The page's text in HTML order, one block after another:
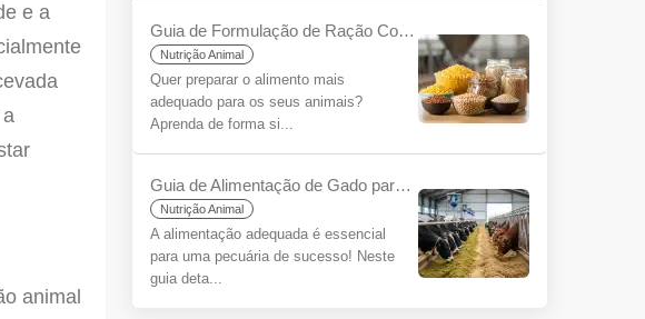
e a
animal
Guia de Formulação de Ração Composta para Iniciantes
Nutrição Animal
Quer preparar o alimento mais
adequado para os seus animais?
Aprenda de forma si...
Guia de Alimentação de Gado para Iniciantes
Nutrição Animal
A alimentação adequada é essencial
para uma pecuária de sucesso! Neste
guia deta...